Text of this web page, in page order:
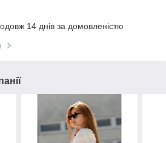
14 днів за домовленістю